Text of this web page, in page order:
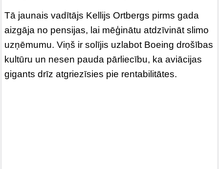
Tā jaunais vadītājs Kellijs Ortbergs pirms gada
aizgāja no pensijas, lai mēģinātu atdzīvināt slimo
uzņēmumu. Viņš ir solījis uzlabot Boeing drošības
kultūru un nesen pauda pārliecību, ka aviācijas
gigants drīz atgriezīsies pie rentabilitātes.